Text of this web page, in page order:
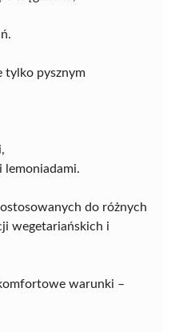
tylko pysznym
lemoniadami.
do różnych
wegetariańskich i
warunki –